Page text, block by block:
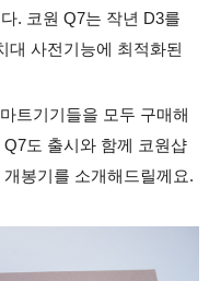
. 코원 Q7는 작년 D3를
대 사전기능에 최적화된
트기기들을 모두 구매해
도 출시와 함께 코원샵
봉기를 소개해드릴께요.